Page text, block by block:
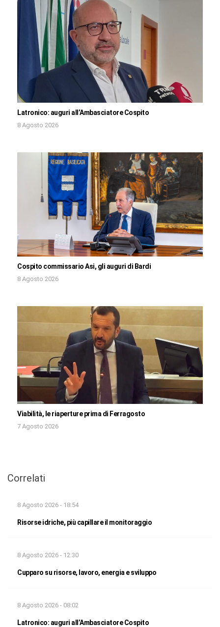
Latronico: auguri all’Ambasciatore Cospito
8 Agosto 2026
Cospito commissario Asi, gli auguri di Bardi
8 Agosto 2026
Viabilità, le riaperture prima di Ferragosto
7 Agosto 2026
Correlati
8 Agosto 2026 - 18:54
Risorse idriche, più capillare il monitoraggio
8 Agosto 2026 - 12:30
Cupparo su risorse, lavoro, energia e sviluppo
8 Agosto 2026 - 08:02
Latronico: auguri all’Ambasciatore Cospito